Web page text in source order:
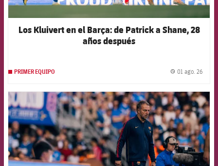
Los Kluivert en el Barça: de Patrick a Shane, 28
años después
PRIMER EQUIPO 01 ago. 26
FCB Barcelona badge